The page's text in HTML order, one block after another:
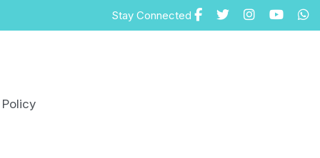
Stay Connected